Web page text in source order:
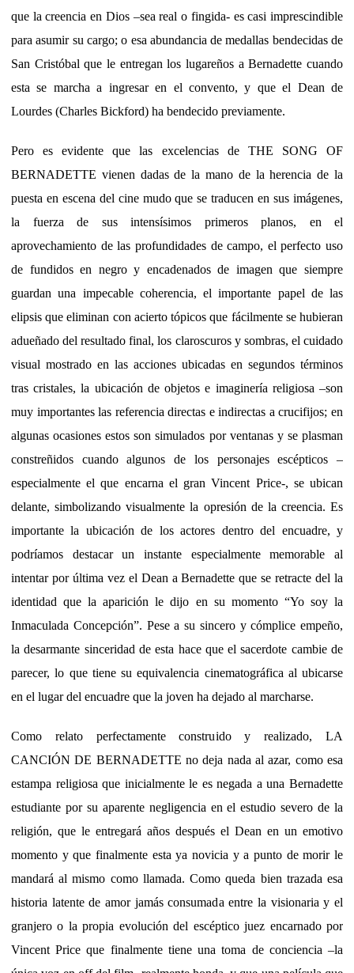
que la creencia en Dios –sea real o fingida- es casi imprescindible
para asumir su cargo; o esa abundancia de medallas bendecidas de
San Cristóbal que le entregan los lugareños a Bernadette cuando
esta se marcha a ingresar en el convento, y que el Dean de
Lourdes (Charles Bickford) ha bendecido previamente.
Pero es evidente que las excelencias de THE SONG OF
BERNADETTE vienen dadas de la mano de la herencia de la
puesta en escena del cine mudo que se traducen en sus imágenes,
la fuerza de sus intensísimos primeros planos, en el
aprovechamiento de las profundidades de campo, el perfecto uso
de fundidos en negro y encadenados de imagen que siempre
guardan una impecable coherencia, el importante papel de las
elipsis que eliminan con acierto tópicos que fácilmente se hubieran
adueñado del resultado final, los claroscuros y sombras, el cuidado
visual mostrado en las acciones ubicadas en segundos términos
tras cristales, la ubicación de objetos e imaginería religiosa –son
muy importantes las referencia directas e indirectas a crucifijos; en
algunas ocasiones estos son simulados por ventanas y se plasman
constreñidos cuando algunos de los personajes escépticos –
especialmente el que encarna el gran Vincent Price-, se ubican
delante, simbolizando visualmente la opresión de la creencia. Es
importante la ubicación de los actores dentro del encuadre, y
podríamos destacar un instante especialmente memorable al
intentar por última vez el Dean a Bernadette que se retracte del la
identidad que la aparición le dijo en su momento “Yo soy la
Inmaculada Concepción”. Pese a su sincero y cómplice empeño,
la desarmante sinceridad de esta hace que el sacerdote cambie de
parecer, lo que tiene su equivalencia cinematográfica al ubicarse
en el lugar del encuadre que la joven ha dejado al marcharse.
Como relato perfectamente construido y realizado, LA
CANCIÓN DE BERNADETTE no deja nada al azar, como esa
estampa religiosa que inicialmente le es negada a una Bernadette
estudiante por su aparente negligencia en el estudio severo de la
religión, que le entregará años después el Dean en un emotivo
momento y que finalmente esta ya novicia y a punto de morir le
mandará al mismo como llamada. Como queda bien trazada esa
historia latente de amor jamás consumada entre la visionaria y el
granjero o la propia evolución del escéptico juez encarnado por
Vincent Price que finalmente tiene una toma de conciencia –la